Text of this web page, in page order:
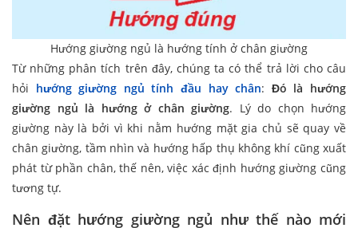
Hướng giường ngủ là hướng tính ở chân giường
Từ những phân tích trên đây, chúng ta có thể trả lời cho câu
hỏi hướng giường ngủ tính đầu hay chân: Đó là hướng
giường ngủ là hướng ở chân giường. Lý do chọn hướng
giường này là bởi vì khi nằm hướng mặt gia chủ sẽ quay về
chân giường, tầm nhìn và hướng hấp thụ không khí cũng xuất
phát từ phần chân, thế nên, việc xác định hướng giường cũng
tương tự.
Nên đặt hướng giường ngủ như thế nào mới